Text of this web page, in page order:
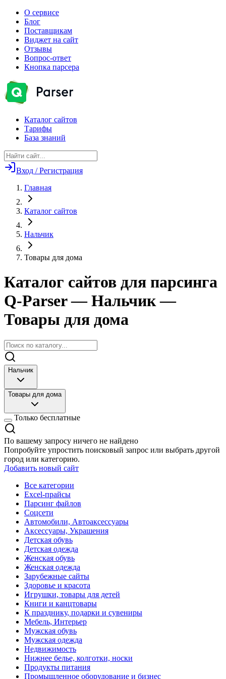
О сервисе
Блог
Поставщикам
Виджет на сайт
Отзывы
Вопрос-ответ
Кнопка парсера
Каталог сайтов
Тарифы
База знаний
Вход / Регистрация
Главная
Каталог сайтов
Нальчик
Товары для дома
Каталог сайтов для парсинга
Q-Parser— Нальчик —
Товары для дома
Нальчик
Товары для дома
Только бесплатные
По вашему запросу ничего не найдено
Попробуйте упростить поисковый запрос или выбрать другой
город или категорию.
Добавить новый сайт
Все категории
Excel-прайсы
Парсинг файлов
Соцсети
Автомобили, Автоаксессуары
Аксессуары, Украшения
Детская обувь
Детская одежда
Женская обувь
Женская одежда
Зарубежные сайты
Здоровье и красота
Игрушки, товары для детей
Книги и канцтовары
К празднику, подарки и сувениры
Мебель, Интерьер
Мужская обувь
Мужская одежда
Недвижимость
Нижнее белье, колготки, носки
Продукты питания
Промышленное оборудование и бизнес